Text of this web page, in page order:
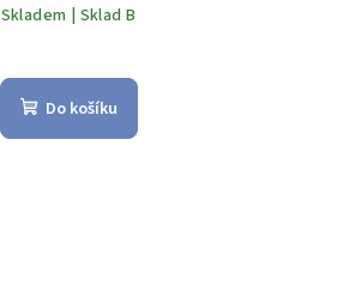
Skladem | Sklad B
Do košíku